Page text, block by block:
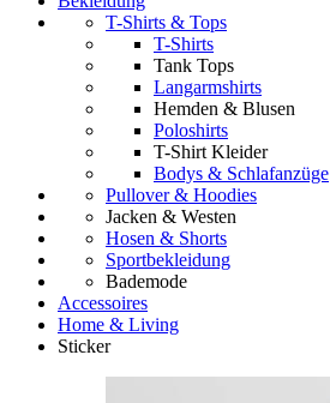
T-Shirts & Tops
T-Shirts
Tank Tops
Langarmshirts
Hemden & Blusen
Poloshirts
T-Shirt Kleider
Bodys & Schlafanzüge
Pullover & Hoodies
Jacken & Westen
Hosen & Shorts
Sportbekleidung
Bademode
Accessoires
Home & Living
Sticker